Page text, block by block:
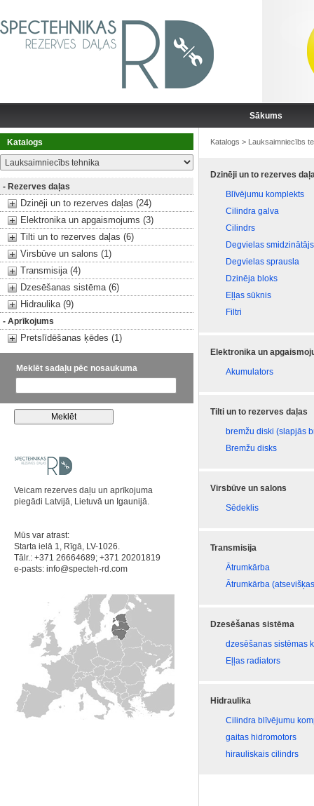
Sākums
Katalogs
- Rezerves daļas
Dzinēji un to rezerves daļas (24)
Elektronika un apgaismojums (3)
Tilti un to rezerves daļas (6)
Virsbūve un salons (1)
Transmisija (4)
Dzesēšanas sistēma (6)
Hidraulika (9)
- Aprīkojums
Pretslīdēšanas ķēdes (1)
Meklēt sadaļu pēc nosaukuma
Veicam rezerves daļu un aprīkojuma
piegādi Latvijā, Lietuvā un Igaunijā.
Mūs var atrast:
Starta ielā 1, Rīgā, LV-1026.
Tālr.: +371 26664689; +371 20201819
e-pasts: info@specteh-rd.com
Katalogs > Lauksaimniecībs
Dzinēji un to rezerves
Blīvējumu komplekts
Cilindra galva
Cilindrs
Degvielas smidzinātājs
Degvielas sprausla
Dzinēja bloks
Eļļas sūknis
Filtri
Elektronika un
Akumulators
Tilti un to rezerves daļas
bremžu diski (slapjās
Bremžu disks
Virsbūve un salons
Sēdeklis
Transmisija
Ātrumkārba
Ātrumkārba
Dzesēšanas sistēma
dzesēšanas sistēmas
Eļļas radiators
Hidraulika
Cilindra blīvējumu
gaitas hidromotors
hirauliskais cilindrs